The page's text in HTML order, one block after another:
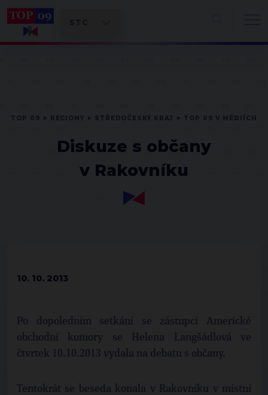
Diskuze s občany
v Rakovníku
10. 10. 2013
Po dopoledním setkání se zástupci Americké
obchodní komory se Helena Langšádlová ve
čtvrtek 10.10.2013 vydala na debatu s občany.
Tentokrát se beseda konala v Rakovníku v místní